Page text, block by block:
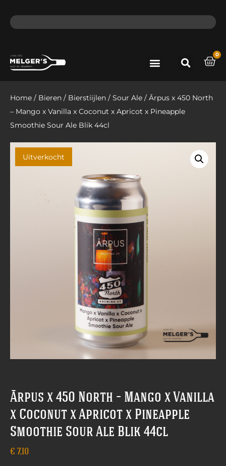
0
Home / Bieren / Bierstiijlen / Sour Ale / Ārpus x 450 North
– Mango x Vanilla x Coconut x Apricot x Pineapple
Smoothie Sour Ale Blik 44cl
Uitverkocht
Ārpus x 450 North – Mango x Vanilla
x Coconut x Apricot x Pineapple
Smoothie Sour Ale Blik 44cl
€ 7,10